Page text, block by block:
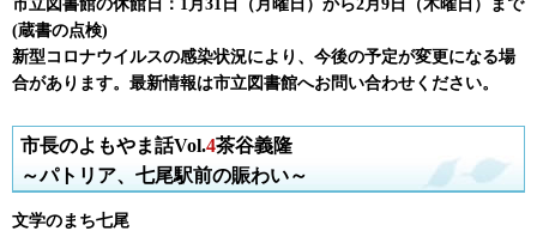
市立図書館の休館日：1月31日（月曜日）から2月9日（木曜日）まで
(蔵書の点検)
新型コロナウイルスの感染状況により、今後の予定が変更になる場
合があります。最新情報は市立図書館へお問い合わせください。
市長のよもやま話Vol.4茶谷義隆
～パトリア、七尾駅前の賑わい～
文学のまち七尾